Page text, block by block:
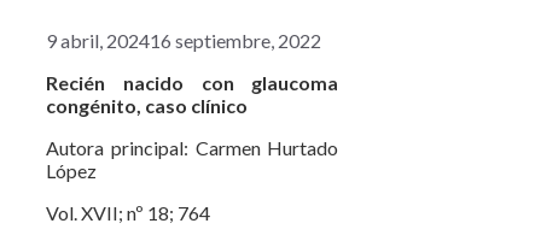
9 abril, 202416 septiembre, 2022
Recién nacido con glaucoma
congénito, caso clínico
Autora principal: Carmen Hurtado
López
Vol. XVII; nº 18; 764